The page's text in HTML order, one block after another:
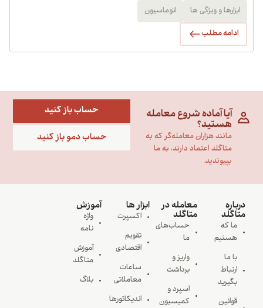
ابزارها و ویژگی ها اتوماسیون
ادامه مطلب
آیا آماده شروع معامله
هستید؟
مانند هزاران معامله‌گر که به
متاگلد اعتماد دارند، به ما
بپیوندید.
حساب باز کنید
حساب دمو باز کنید
درباره
متاگلد
ما که
هستیم
با ما
ارتباط
بگیرید
قوانین
معامله در
متاگلد
حساب‌های
ما
واریز و
برداشت
اسپرد و
کمیسیون
ابزار ها
اکسپرت
تقویم
اقتصادی
ساعات
معاملاتی
اندیکاتورها
آموزش
واژه
نامه
آموزش
متاگلد
بلاگ